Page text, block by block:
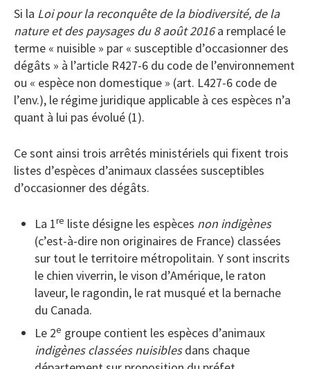
Si la Loi pour la reconquête de la biodiversité, de la
nature et des paysages du 8 août 2016a remplacé le
terme « nuisible » par « susceptible d’occasionner des
dégâts » à l’article R427-6 du code de l’environnement
ou « espèce non domestique » (art. L427-6 code de
l’env.), le régime juridique applicable à ces espèces n’a
quant à lui pas évolué (1).
Ce sont ainsi trois arrêtés ministériels qui fixent trois
listes d’espèces d’animaux classées susceptibles
d’occasionner des dégâts.
La 1re liste désigne les espèces non indigènes
(c’est-à-dire non originaires de France) classées
sur tout le territoire métropolitain. Y sont inscrits
le chien viverrin, le vison d’Amérique, le raton
laveur, le ragondin, le rat musqué et la bernache
du Canada.
Le 2e groupe contient les espèces d’animaux
indigènes classées nuisiblesdans chaque